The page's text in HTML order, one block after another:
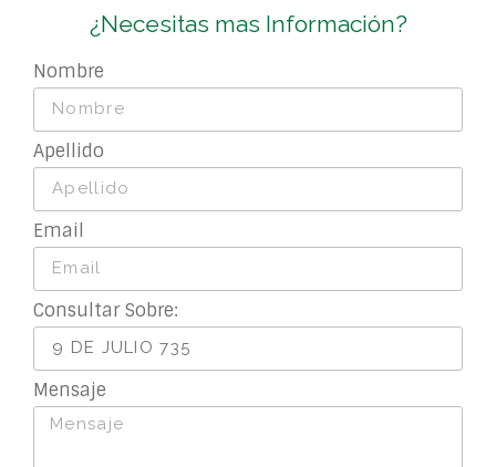
¿Necesitas mas Información?
Nombre
Apellido
Email
Consultar Sobre:
Mensaje